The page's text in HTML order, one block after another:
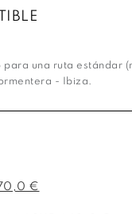
para una ruta estándar
- Ibiza.
€